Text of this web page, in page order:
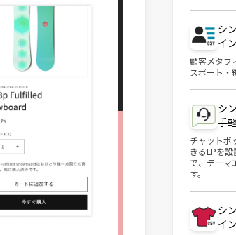
シ
イ
顧客メタフ
スポート・
シ
手
チャットボ
きるLPを
で、テーマ
す。
シ
イ